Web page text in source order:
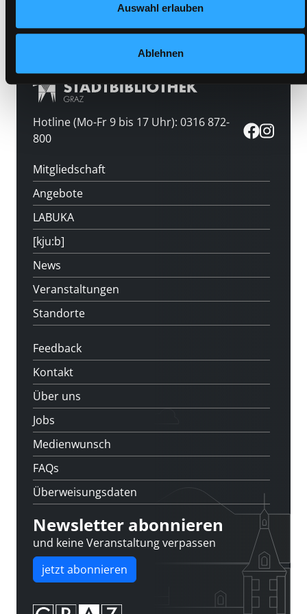
Auswahl erlauben
Ablehnen
Medium auf die Postliste setzen
Hotline (Mo-Fr 9 bis 17 Uhr): 0316 872-
800
Mitgliedschaft
Angebote
LABUKA
[kju:b]
News
Veranstaltungen
Standorte
Feedback
Kontakt
Über uns
Jobs
Medienwunsch
FAQs
Überweisungsdaten
Newsletter abonnieren
und keine Veranstaltung verpassen
jetzt abonnieren